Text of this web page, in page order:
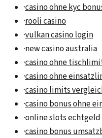
·casino ohne kyc
·rooli casino
·vulkan casino login
·new casino australia
·casino ohne
·casino ohne
·casino limits
·casino bonus ohne
·online slots echtgeld
·casino bonus